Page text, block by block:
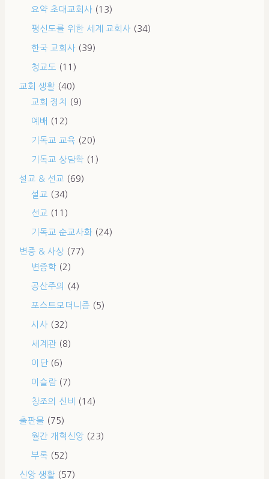
요약 초대교회사 (13)
평신도를 위한 세계 교회사 (34)
한국 교회사 (39)
청교도 (11)
교회 생활 (40)
교회 정치
(9)
예배 (12)
기독교 교육 (20)
기독교 상담학 (1)
설교 & 선교
(69)
설교
(34)
선교 (11)
기독교 순교사화 (24)
변증 & 사상 (77)
변증학 (2)
공산주의 (4)
포스트모더니즘 (5)
시사 (32)
세계관 (8)
이단 (6)
이슬람 (7)
창조의 신비 (14)
출판물 (75)
월간 개혁신앙 (23)
부록 (52)
신앙 생활 (57)